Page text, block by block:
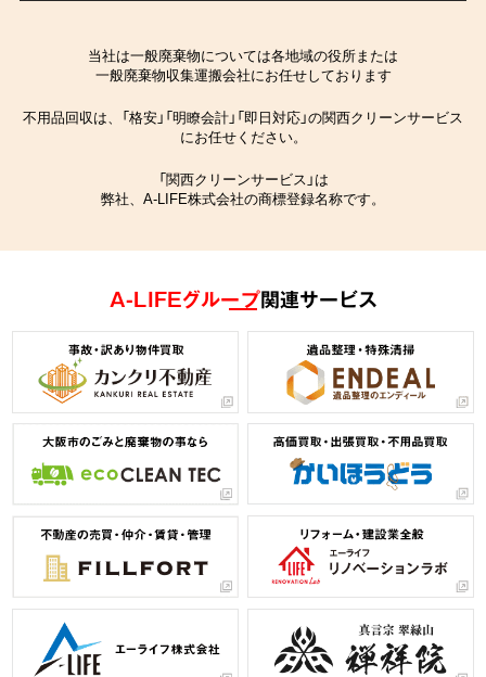
当社は一般廃棄物については各地域の役所または
一般廃棄物収集運搬会社にお任せしております
不用品回収は、「格安」「明瞭会計」「即日対応」の関西クリーンサービス
にお任せください。
「関西クリーンサービス」は
弊社、A-LIFE株式会社の商標登録名称です。
A-LIFEグループ関連サービス